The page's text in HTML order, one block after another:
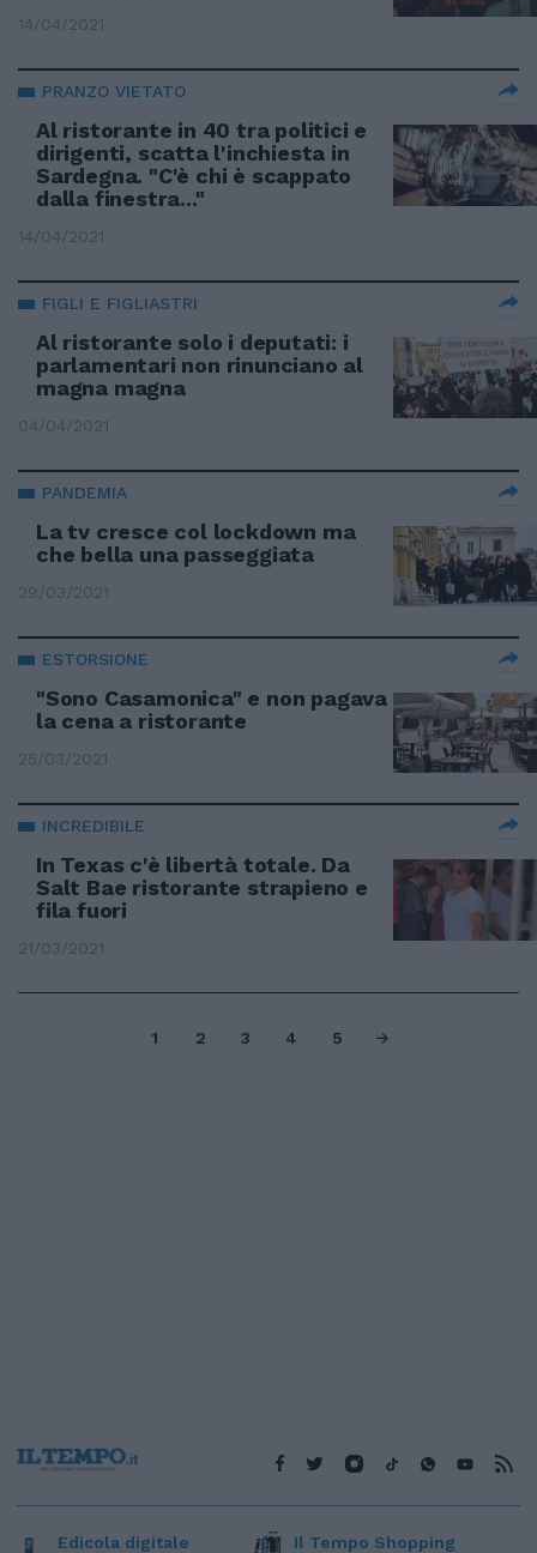
14/04/2021
PRANZO VIETATO
Al ristorante in 40 tra politici e
dirigenti, scatta l'inchiesta in
Sardegna. "C'è chi è scappato
dalla finestra..."
14/04/2021
FIGLI E FIGLIASTRI
Al ristorante solo i deputati: i
parlamentari non rinunciano al
magna magna
04/04/2021
PANDEMIA
La tv cresce col lockdown ma
che bella una passeggiata
29/03/2021
ESTORSIONE
"Sono Casamonica" e non pagava
la cena a ristorante
25/03/2021
INCREDIBILE
In Texas c'è libertà totale. Da
Salt Bae ristorante strapieno e
fila fuori
21/03/2021
1 2 3 4 5
Edicola digitale Il Tempo Shopping